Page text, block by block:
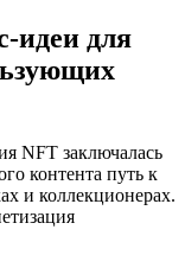
для
NFT заключалась
контента путь к
и коллекционерах.